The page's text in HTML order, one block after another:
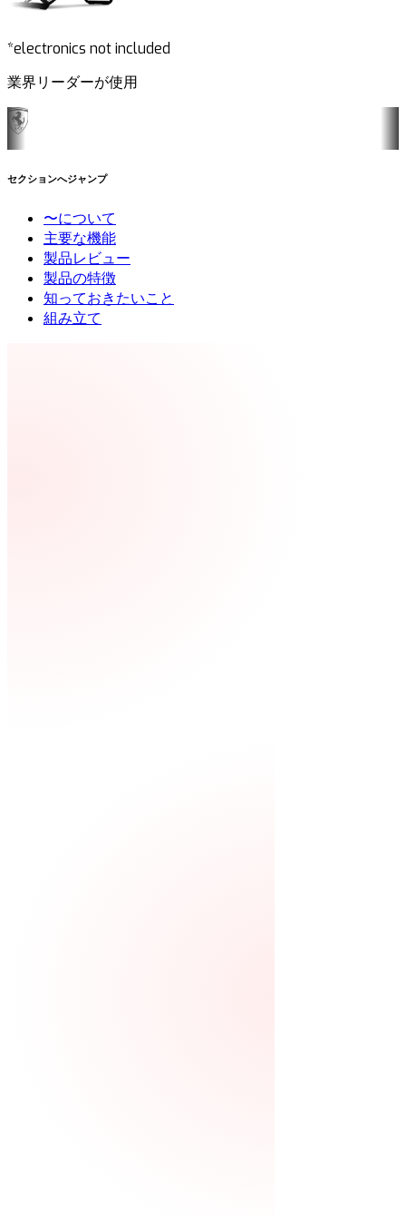
*electronics not included
業界リーダーが使用
セクションへジャンプ
〜について
主要な機能
製品レビュー
製品の特徴
知っておきたいこと
組み立て